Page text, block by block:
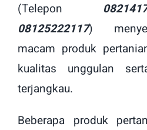
(Telepon
08125222117)
macam produk
kualitas unggulan
terjangkau.
Beberapa produk